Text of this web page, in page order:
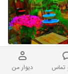
دیوار من